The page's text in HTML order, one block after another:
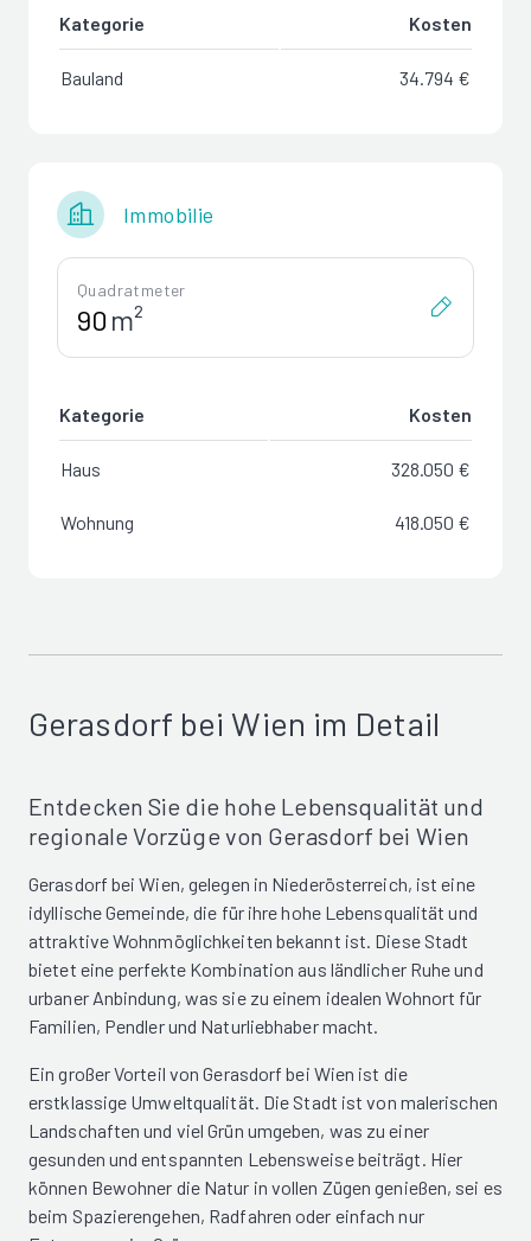
Kategorie Kosten
Bauland 34.794 €
Immobilie
Quadratmeter
m²
Kategorie Kosten
Haus 328.050 €
Wohnung 418.050 €
Gerasdorf bei Wien im Detail
Entdecken Sie die hohe Lebensqualität und
regionale Vorzüge von Gerasdorf bei Wien
Gerasdorf bei Wien, gelegen in Niederösterreich, ist eine
idyllische Gemeinde, die für ihre hohe Lebensqualität und
attraktive Wohnmöglichkeiten bekannt ist. Diese Stadt
bietet eine perfekte Kombination aus ländlicher Ruhe und
urbaner Anbindung, was sie zu einem idealen Wohnort für
Familien, Pendler und Naturliebhaber macht.
Ein großer Vorteil von Gerasdorf bei Wien ist die
erstklassige Umweltqualität. Die Stadt ist von malerischen
Landschaften und viel Grün umgeben, was zu einer
gesunden und entspannten Lebensweise beiträgt. Hier
können Bewohner die Natur in vollen Zügen genießen, sei es
beim Spazierengehen, Radfahren oder einfach nur